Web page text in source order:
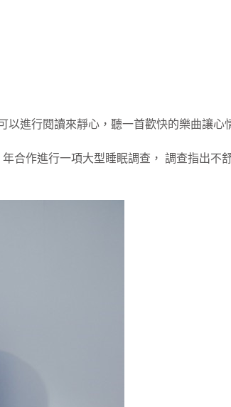
進行閱讀來靜心，聽一首歡快的樂曲讓心
合作進行一項大型睡眠調查， 調查指出不